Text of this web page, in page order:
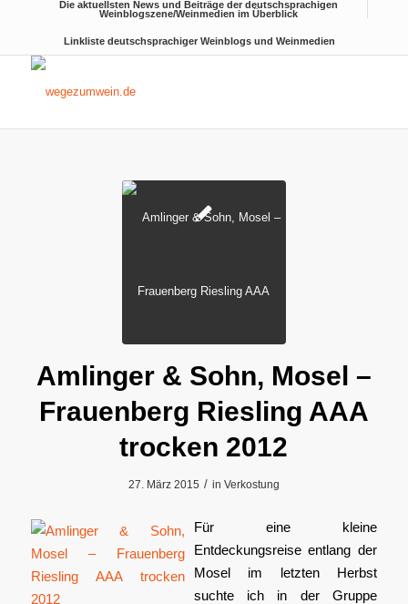
Die aktuellsten News und Beiträge der deutschsprachigen
Weinblogszene/Weinmedien im Überblick
Linkliste deutschsprachiger Weinblogs und Weinmedien
Amlinger & Sohn, Mosel –
Frauenberg Riesling AAA
trocken 2012
27. März 2015 / in Verkostung
Für eine kleine
Entdeckungsreise entlang der
Mosel im letzten Herbst
suchte ich in der Gruppe